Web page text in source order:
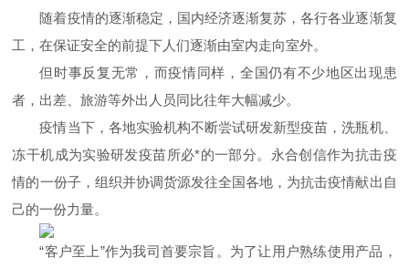
随着疫情的逐渐稳定，国内经济逐渐复苏，各行各业逐渐复
工，在保证安全的前提下人们逐渐由室内走向室外。
但时事反复无常，而疫情同样，全国仍有不少地区出现患
者，出差、旅游等外出人员同比往年大幅减少。
疫情当下，各地实验机构不断尝试研发新型疫苗，洗瓶机、
冻干机成为实验研发疫苗所必*的一部分。永合创信作为抗击疫
情的一份子，组织并协调货源发往全国各地，为抗击疫情献出自
己的一份力量。
“客户至上”作为我司首要宗旨。为了让用户熟练使用产品，